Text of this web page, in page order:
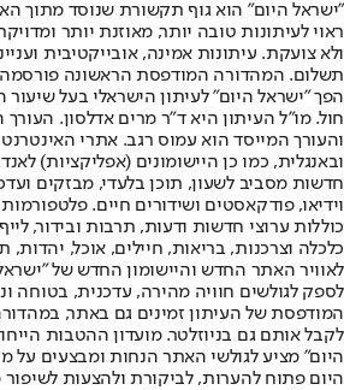
"ישראל היום" הוא גוף תקשורת שנוסד מתוך
ראוי לעיתונות טובה יותר, מאוזנת יותר
ולא צועקת. עיתונות אמינה, אובייקטיבית
הפך "ישראל היום" לעיתון הישראלי בעל
חול. מו"ל העיתון היא ד"ר מרים אדלסון.
והעורך המייסד הוא עמוס רגב. אתרי
חדשות מסביב לשעון, תוכן בלעדי, מבזקים
וידיאו, פודקאסטים ושידורים חיים.
כוללות ערוצי חדשות ודעות, תרבות ובידור,
לאוויר האתר החדש והיישומון החדש של
לספק לגולשים חוויה מהירה, עדכנית, בטוחה
המודפסת של העיתון זמינים גם באתר,
לקבל אותם גם בניוזלטר. מועדון ההטבות
היום" מציע לגולשי האתר הנחות ומבצעים על
היום פתוח להערות, לביקורת ולהצעות לשיפור